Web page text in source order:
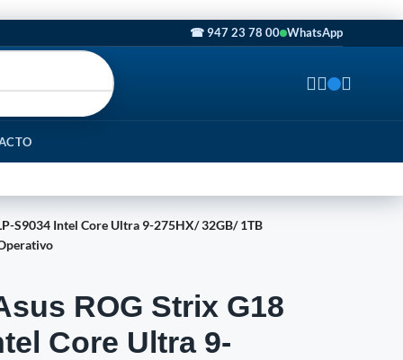
☎ 947 23 78 00 WhatsApp
S9034 Intel Core Ultra 9-275HX/ 32GB/ 1TB
ROG Strix G18
Core Ultra 9-